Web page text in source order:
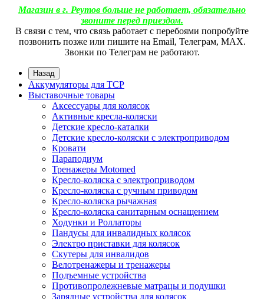
Магазин в г. Реутов больше не работает, обязательно
звоните перед приездом.
В связи с тем, что связь работает с перебоями попробуйте
позвонить позже или пишите на Email, Телеграм, МАХ.
Звонки по Телеграм не работают.
Назад
Аккумуляторы для ТСР
Выставочные товары
Аксессуары для колясок
Активные кресла-коляски
Детские кресло-каталки
Детские кресло-коляски с электроприводом
Кровати
Параподиум
Тренажеры Motomed
Кресло-коляска с электроприводом
Кресло-коляска с ручным приводом
Кресло-коляска рычажная
Кресло-коляска санитарным оснащением
Ходунки и Роллаторы
Пандусы для инвалидных колясок
Электро приставки для колясок
Скутеры для инвалидов
Велотренажеры и тренажеры
Подъемные устройства
Противопролежневые матрацы и подушки
Зарядные устройства для колясок